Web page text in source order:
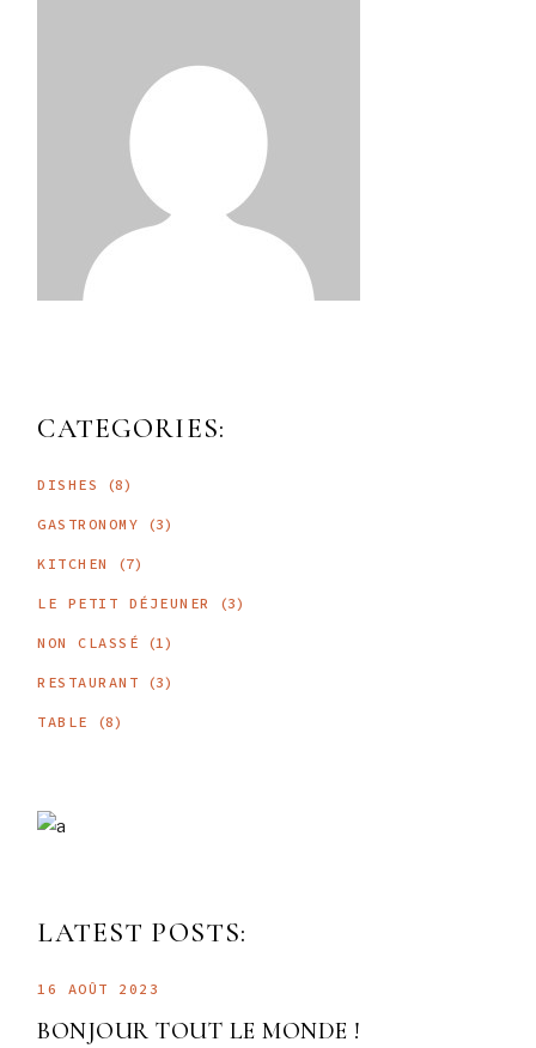
CATEGORIES:
DISHES (8)
GASTRONOMY (3)
KITCHEN (7)
LE PETIT DÉJEUNER (3)
NON CLASSÉ (1)
RESTAURANT (3)
TABLE (8)
LATEST POSTS:
16 AOÛT 2023
BONJOUR TOUT LE MONDE !